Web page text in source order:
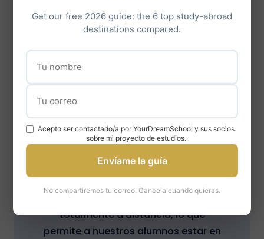
alumno.
Flexibilidad absoluta en la
asistencia
Nuestro coaching puede realizarse
totalmente a distancia, lo que
permite a nuestros alumnos estar en
Get our free 2026 guide: the 6 top study-abroad
destinations compared.
Acepto ser contactado/a por YourDreamSchool y sus socios
sobre mi proyecto de estudios.
Envíame la guía
No compartiremos tu correo. Cancela cuando quieras.